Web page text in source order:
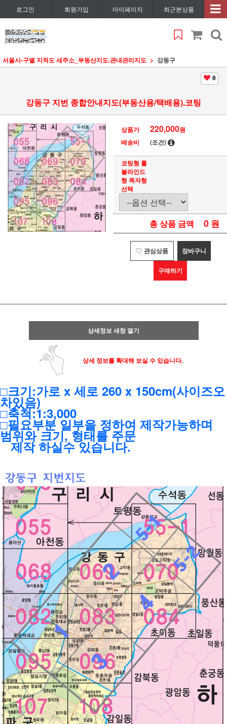
로그인 회원가입 마이페이지 최근본상품
서울시-구별 지적도 새주소_부동산지도.관내관리지도 강동구
0
강동구 지번 종합안내지도(부동산용/택배용).코팅
상품가 220,000원
배송비
(조건)
코팅형 롤
블라인드
형 족자형
선택
총 상품 금액 0 원
관심상품 장바구니
구매하기
상세정보 새창 열기
상세 정보를 확대해 보실 수 있습니다.
□크기:가로 x 세로 260 x 150cm(사이즈오
차있음)
□축척:1:3,000
□필요부분 일부을 정하여 제작가능하며
범위와 크기, 형태를 주문
제작 하실수 있습니다.